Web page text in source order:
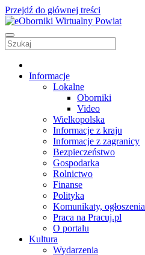
Przejdź do głównej treści
Informacje
Lokalne
Oborniki
Video
Wielkopolska
Informacje z kraju
Informacje z zagranicy
Bezpieczeństwo
Gospodarka
Rolnictwo
Finanse
Polityka
Komunikaty, ogłoszenia
Praca na Pracuj.pl
O portalu
Kultura
Wydarzenia